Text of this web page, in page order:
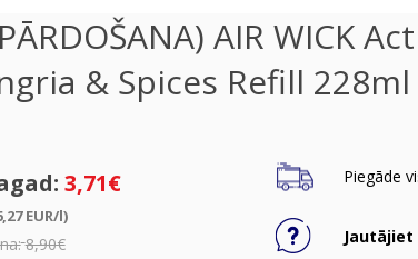
AIR WICK
& Spices Refill 228ml
3,71€
EUR/l)
8,90€
Piegāde
Jautājiet